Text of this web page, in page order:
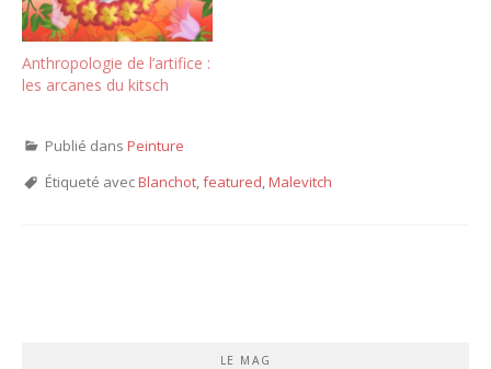
Anthropologie de l’artifice :
les arcanes du kitsch
Publié dans Peinture
Étiqueté avecBlanchot,featured,Malevitch
LE MAG